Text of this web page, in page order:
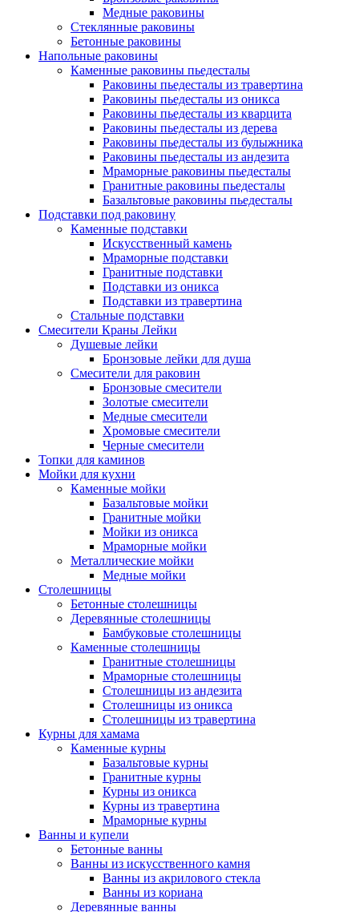
Медные раковины
Стеклянные раковины
Бетонные раковины
Напольные раковины
Каменные раковины пьедесталы
Раковины пьедесталы из травертина
Раковины пьедесталы из оникса
Раковины пьедесталы из кварцита
Раковины пьедесталы из дерева
Раковины пьедесталы из булыжника
Раковины пьедесталы из андезита
Мраморные раковины пьедесталы
Гранитные раковины пьедесталы
Базальтовые раковины пьедесталы
Подставки под раковину
Каменные подставки
Искусственный камень
Мраморные подставки
Гранитные подставки
Подставки из оникса
Подставки из травертина
Стальные подставки
Смесители Краны Лейки
Душевые лейки
Бронзовые лейки для душа
Смесители для раковин
Бронзовые смесители
Золотые смесители
Медные смесители
Хромовые смесители
Черные смесители
Топки для каминов
Мойки для кухни
Каменные мойки
Базальтовые мойки
Гранитные мойки
Мойки из оникса
Мраморные мойки
Металлические мойки
Медные мойки
Столешницы
Бетонные столешницы
Деревянные столешницы
Бамбуковые столешницы
Каменные столешницы
Гранитные столешницы
Мраморные столешницы
Столешницы из андезита
Столешницы из оникса
Столешницы из травертина
Курны для хамама
Каменные курны
Базальтовые курны
Гранитные курны
Курны из оникса
Курны из травертина
Мраморные курны
Ванны и купели
Бетонные ванны
Ванны из искусственного камня
Ванны из акрилового стекла
Ванны из кориана
Деревянные ванны